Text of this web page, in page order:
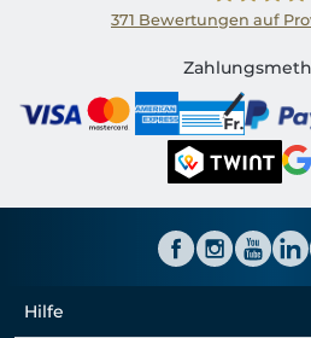
371 Bewertungen auf
Hilfe